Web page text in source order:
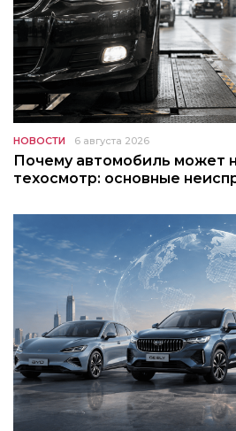
НОВОСТИ 6 августа 2026
Почему автомобиль может
техосмотр: основные